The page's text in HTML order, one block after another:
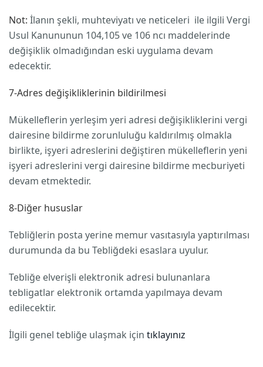
Not: İlanın şekli, muhteviyatı ve neticeleri ile ilgili Vergi
Usul Kanununun 104,105 ve 106 ncı maddelerinde
değişiklik olmadığından eski uygulama devam
edecektir.
7-Adres değişikliklerinin bildirilmesi
Mükelleflerin yerleşim yeri adresi değişikliklerini vergi
dairesine bildirme zorunluluğu kaldırılmış olmakla
birlikte, işyeri adreslerini değiştiren mükelleflerin yeni
işyeri adreslerini vergi dairesine bildirme mecburiyeti
devam etmektedir.
8-Diğer hususlar
Tebliğlerin posta yerine memur vasıtasıyla yaptırılması
durumunda da bu Tebliğdeki esaslara uyulur.
Tebliğe elverişli elektronik adresi bulunanlara
tebligatlar elektronik ortamda yapılmaya devam
edilecektir.
İlgili genel tebliğe ulaşmak için tıklayınız